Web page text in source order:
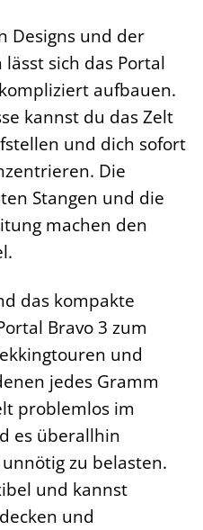
Designs und der
sich das Portal
aufbauen.
kannst du das Zelt
und dich sofort
Die
Stangen und die
machen den
das kompakte
Bravo 3 zum
und
jedes Gramm
problemlos im
es überallhin
zu belasten.
und kannst
und